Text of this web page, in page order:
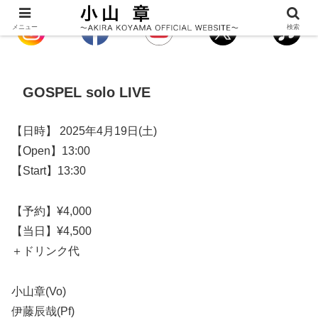
GOSPEL solo LIVE
【日時】 2025年4月19日(土)
【Open】13:00
【Start】13:30
【予約】¥4,000
【当日】¥4,500
＋ドリンク代
小山章(Vo)
伊藤辰哉(Pf)
メニュー 検索